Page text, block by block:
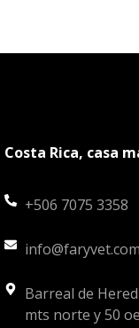
Costa Rica, casa
+506 7075 3358
info@faryvet.com
Barreal de
mts norte y 50